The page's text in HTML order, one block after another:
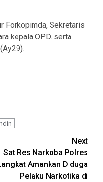
Forkopimda, Sekretaris
kepala OPD, serta
Next
Sat Res Narkoba Polres
Amankan Diduga
Pelaku Narkotika di